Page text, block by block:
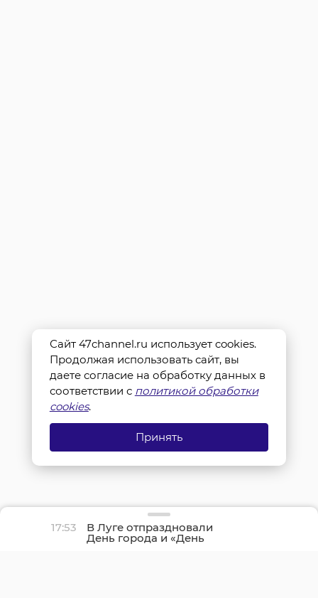
17:53 В Луге отпраздновали
День города и «День
детства»
Сайт 47channel.ru использует cookies.
Продолжая использовать сайт, вы
даете согласие на обработку данных в
соответствии с политикой обработки
cookies.
Принять